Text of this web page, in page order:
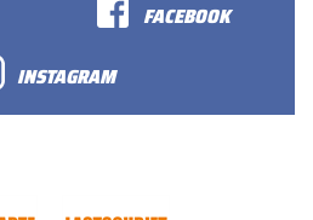
FACEBOOK
INSTAGRAM